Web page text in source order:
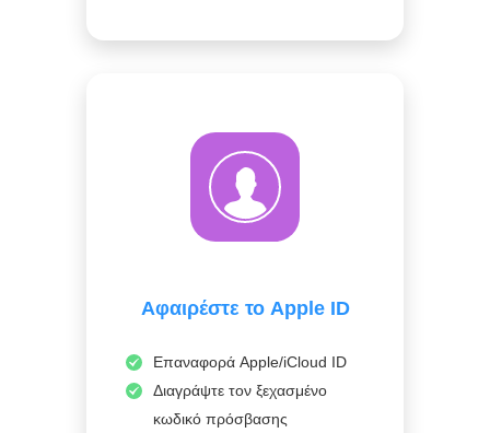
Αφαιρέστε το Apple ID
Επαναφορά Apple/iCloud ID
Διαγράψτε τον ξεχασμένο
κωδικό πρόσβασης